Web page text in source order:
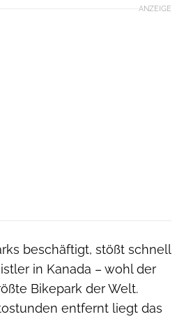
ANZEIGE
beschäftigt, stößt schnell
in Kanada – wohl der
Bikepark der Welt.
entfernt liegt das